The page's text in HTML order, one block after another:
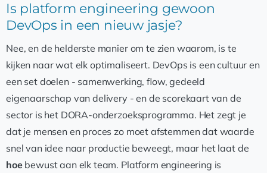
Is platform engineering gewoon
DevOps in een nieuw jasje?
Nee, en de helderste manier om te zien waarom, is te
kijken naar wat elk optimaliseert. DevOps is een cultuur en
een set doelen - samenwerking, flow, gedeeld
eigenaarschap van delivery - en de scorekaart van de
sector is het DORA-onderzoeksprogramma. Het zegt je
dat je mensen en proces zo moet afstemmen dat waarde
snel van idee naar productie beweegt, maar het laat de
hoebewust aan elk team. Platform engineering is